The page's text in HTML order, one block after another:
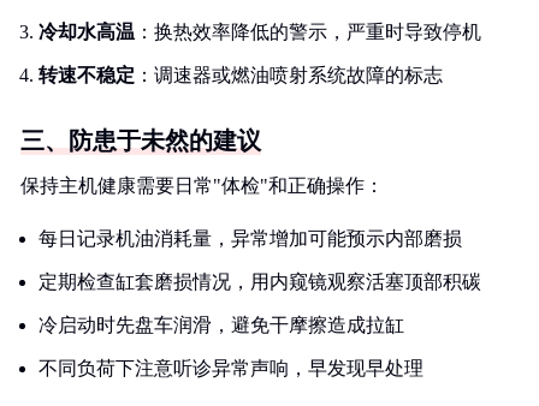
冷却水高温 ：换热效率降低的警示，严重时导致停机
转速不稳定 ：调速器或燃油喷射系统故障的标志
三、防患于未然的建议
保持主机健康需要日常"体检"和正确操作：
每日记录机油消耗量，异常增加可能预示内部磨损
定期检查缸套磨损情况，用内窥镜观察活塞顶部积碳
冷启动时先盘车润滑，避免干摩擦造成拉缸
不同负荷下注意听诊异常声响，早发现早处理